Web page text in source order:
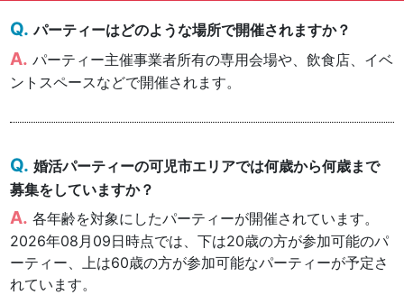
パーティーはどのような場所で開催されますか？
パーティー主催事業者所有の専用会場や、飲食店、イベ
ントスペースなどで開催されます。
婚活パーティーの可児市エリアでは何歳から何歳まで
募集をしていますか？
各年齢を対象にしたパーティーが開催されています。
2026年08月09日時点では、下は20歳の方が参加可能のパ
ーティー、上は60歳の方が参加可能なパーティーが予定さ
れています。